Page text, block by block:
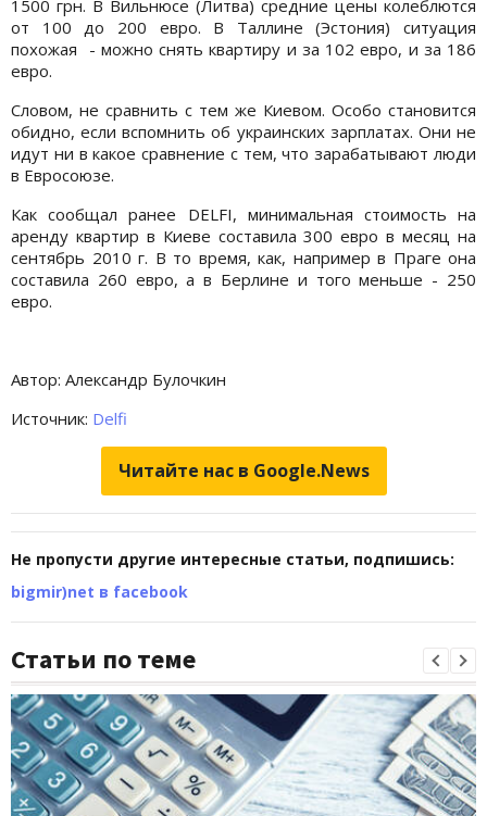
1500 грн. В Вильнюсе (Литва) средние цены колеблются
от 100 до 200 евро. В Таллине (Эстония) ситуация
похожая - можно снять квартиру и за 102 евро, и за 186
евро.
Словом, не сравнить с тем же Киевом. Особо становится
обидно, если вспомнить об украинских зарплатах. Они не
идут ни в какое сравнение с тем, что зарабатывают люди
в Евросоюзе.
Как сообщал ранее DELFI, минимальная стоимость на
аренду квартир в Киеве составила 300 евро в месяц на
сентябрь 2010 г. В то время, как, например в Праге она
составила 260 евро, а в Берлине и того меньше - 250
евро.
Автор: Александр Булочкин
Источник: Delfi
Читайте нас в Google.News
Не пропусти другие интересные статьи, подпишись:
bigmir)net в facebook
Статьи по теме